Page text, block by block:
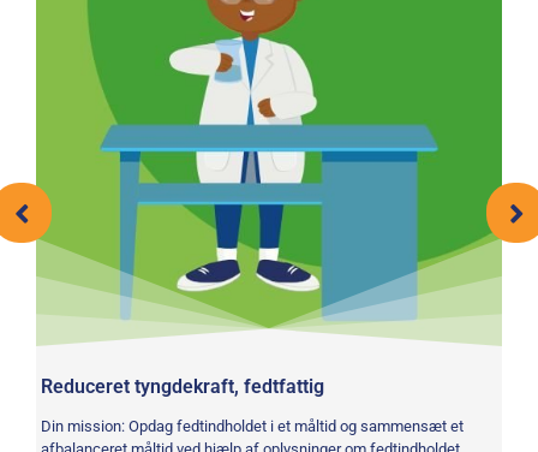
Reduceret tyngdekraft, fedtfattig
Din mission: Opdag fedtindholdet i et måltid og sammensæt et